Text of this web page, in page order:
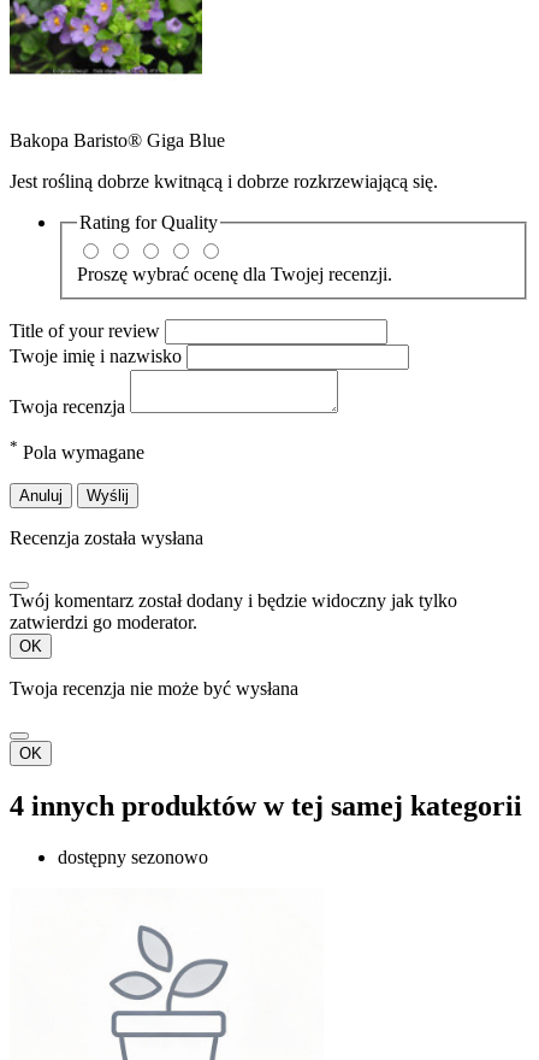
Bakopa Baristo® Giga Blue
Jest rośliną dobrze kwitnącą i dobrze rozkrzewiającą się.
Rating forQuality
Proszę wybrać ocenę dla Twojej recenzji.
Title of your review
Twoje imię i nazwisko
Twoja recenzja
* Pola wymagane
Anuluj Wyślij
Recenzja została wysłana
Twój komentarz został dodany i będzie widoczny jak tylko
zatwierdzi go moderator.
OK
Twoja recenzja nie może być wysłana
OK
4 innych produktów w tej samej kategorii
dostępny sezonowo